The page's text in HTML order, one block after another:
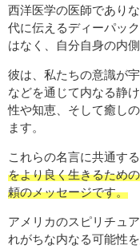
西洋医学の医師であり
代に伝えるディーパッ
はなく、自分自身の内
彼は、私たちの意識が
などを通じて内なる静
性や知恵、そして癒し
ます。
これらの名言に共通する
をより良く生きるため
頼のメッセージです。
アメリカのスピリチュ
れがちな内なる可能性